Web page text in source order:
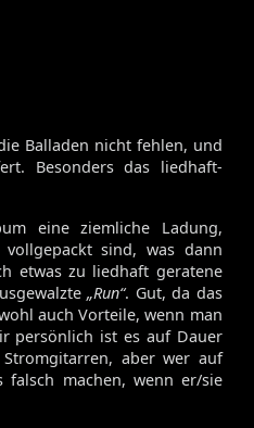
Balladen nicht fehlen, und
Besonders das liedhaft-
eine ziemliche Ladung,
sind, was dann
etwas zu liedhaft geratene
„Run“. Gut, da das
auch Vorteile, wenn man
persönlich ist es auf Dauer
aber wer auf
machen, wenn er/sie